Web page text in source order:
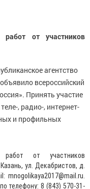
от участников
агентство
всероссийский
Принять участие
, радио-, интернет-
и профильных
от участников
ул. Декабристов, д.
mnogolikaya2017@mail.ru.
телефону: 8 (843) 570-31-